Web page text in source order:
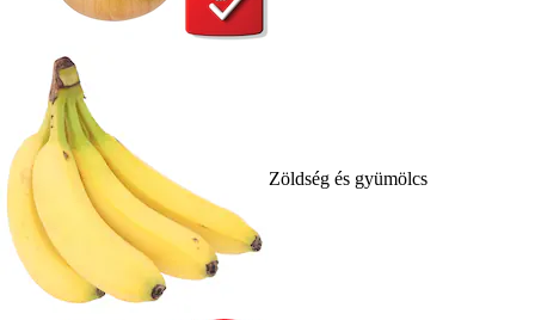
Zöldség és gyümölcs